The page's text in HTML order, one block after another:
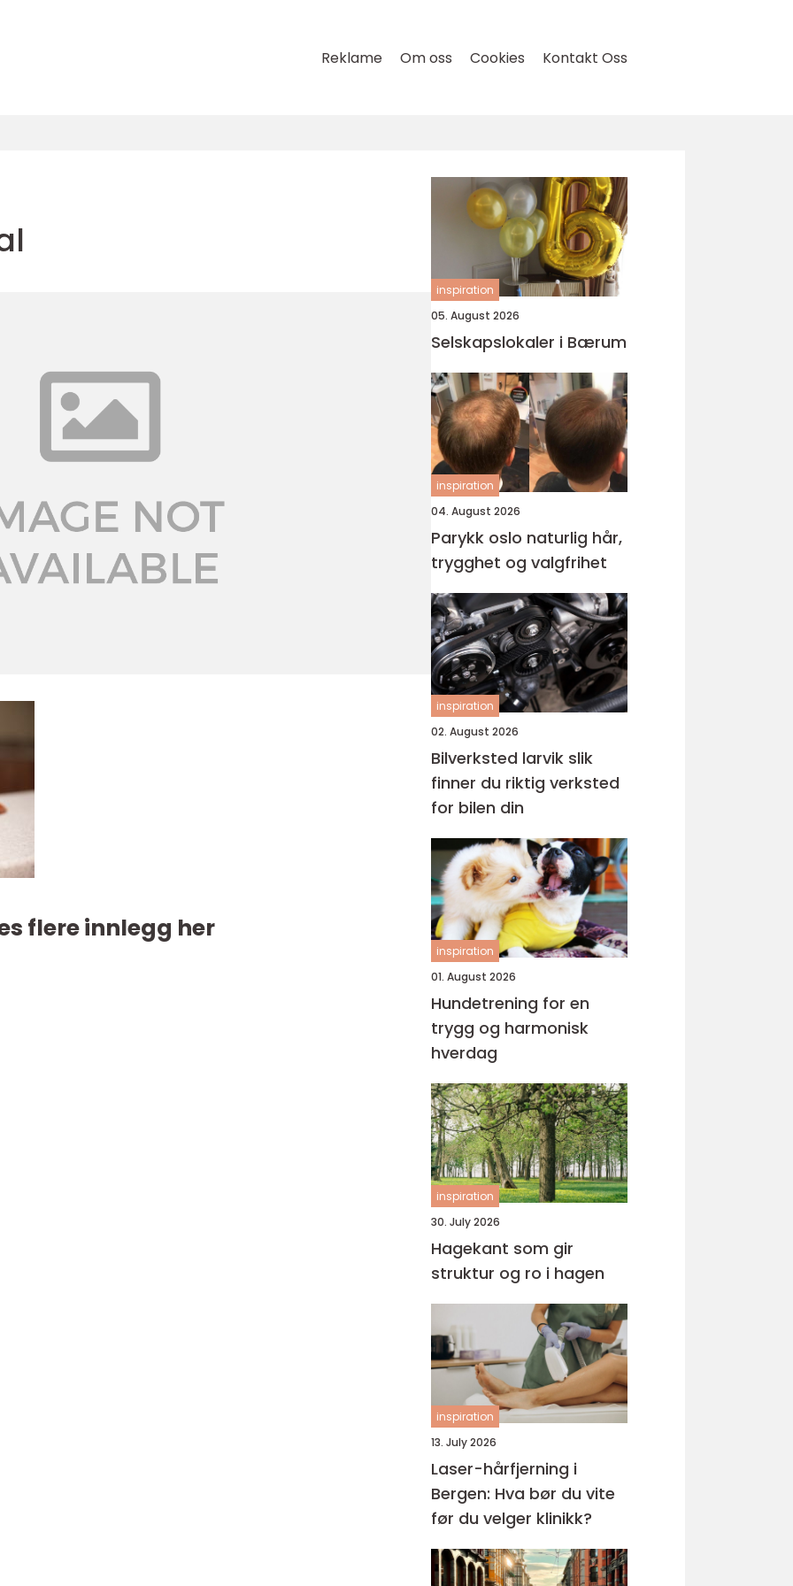
Reklame Om oss Cookies Kontakt Oss
flere innlegg her
inspiration
05. August 2026
Selskapslokaler i Bærum
inspiration
04. August 2026
Parykk oslo naturlig hår,
trygghet og valgfrihet
inspiration
02. August 2026
Bilverksted larvik slik
finner du riktig verksted
for bilen din
inspiration
01. August 2026
Hundetrening for en
trygg og harmonisk
hverdag
inspiration
30. July 2026
Hagekant som gir
struktur og ro i hagen
inspiration
13. July 2026
Laser-hårfjerning i
Bergen: Hva bør du vite
før du velger klinikk?